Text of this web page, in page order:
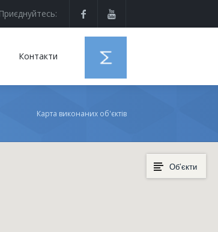
Приєднуйтесь:
Контакти
Карта виконаних об'єктів
Об’єкти